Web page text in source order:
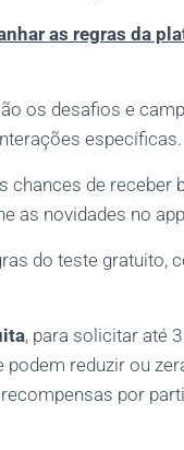
as regras da
os desafios e
específicas.
chances de receber
as novidades no
do teste gratuito,
, para solicitar até
podem reduzir ou
por